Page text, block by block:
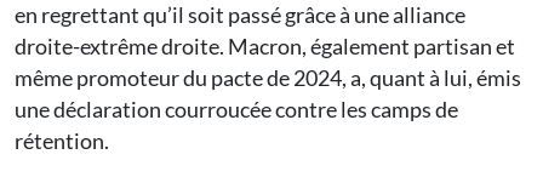
en regrettant qu’il soit passé grâce à une alliance
droite-extrême droite. Macron, également partisan et
même promoteur du pacte de 2024, a, quant à lui, émis
une déclaration courroucée contre les camps de
rétention.